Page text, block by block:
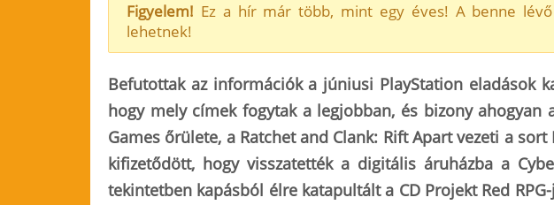
Figyelem! Ez a hír már több, mint egy éves! A benne
lehetnek!
Befutottak az információk a júniusi PlayStation eladások
hogy mely címek fogytak a legjobban, és bizony ahogyan
Games őrülete, a Ratchet and Clank: Rift Apart vezeti a sort
kifizetődött, hogy visszatették a digitális áruházba a
tekintetben kapásból élre katapultált a CD Projekt Red